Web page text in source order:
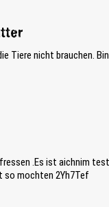
Tiere nicht brauchen.
.Es ist aichnim
so mochten 2Yh7Tef